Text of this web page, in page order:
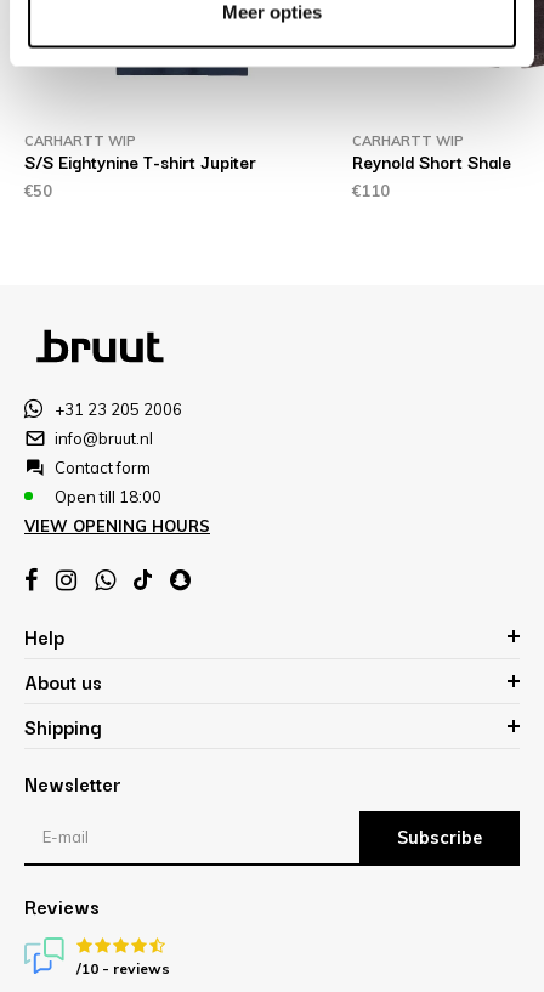
Meer opties
CARHARTT WIP
S/S Eightynine T-shirt Jupiter
€50
CARHARTT WIP
Reynold Short Shale
€110
+31 23 205 2006
info@bruut.nl
Contact form
Open till 18:00
VIEW OPENING HOURS
Help
About us
Shipping
Newsletter
Subscribe
Reviews
/10 - reviews